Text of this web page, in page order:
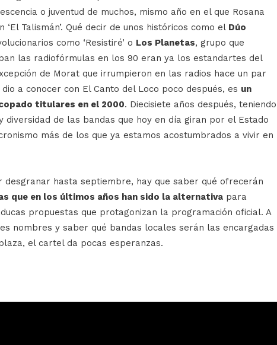
o juventud de muchos, mismo año en el que Rosana
Talismán’. Qué decir de unos históricos como el Dúo
como ‘Resistiré’ o Los Planetas, grupo que
las radiofórmulas en los 90 eran ya los estandartes del
de Morat que irrumpieron en las radios hace un par
a conocer con El Canto del Loco poco después, es un
titulares en el 2000. Diecisiete años después, teniendo
diversidad de las bandas que hoy en día giran por el Estado
más de los que ya estamos acostumbrados a vivir en
desgranar hasta septiembre, hay que saber qué ofrecerán
que en los últimos años han sido la alternativa para
propuestas que protagonizan la programación oficial. A
nombres y saber qué bandas locales serán las encargadas
el cartel da pocas esperanzas.